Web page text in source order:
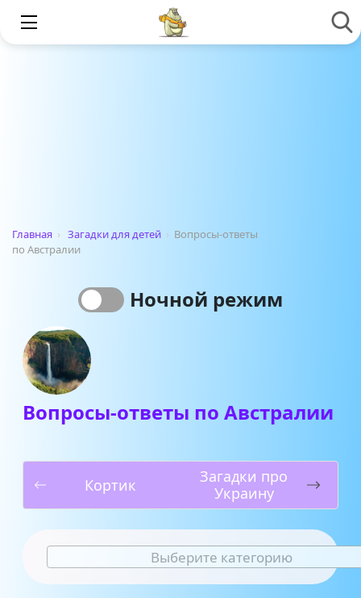
Главная › Загадки для детей › Вопросы-ответы
по Австралии
Ночной режим
Вопросы-ответы по Австралии
Кортик
Загадки про
Украину
Выберите категорию